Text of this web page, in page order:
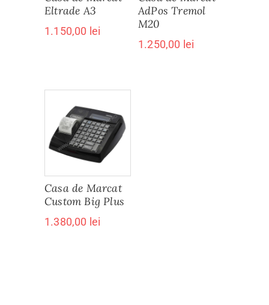
Eltrade A3
1.150,00 lei
AdPos Tremol
M20
1.250,00 lei
Casa de Marcat
Custom Big Plus
1.380,00 lei